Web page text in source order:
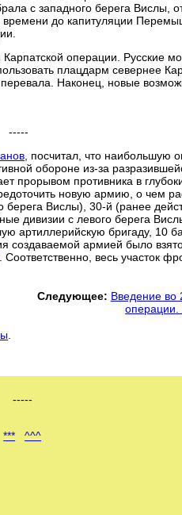
с западного берега Вислы,
до капитуляции
операции. Русские
плацдарм севернее
Наконец, новые
-----
, посчитал, что наибольшую
обороне из-за
прорывом противника в
новую армию, о чем
Вислы), 30-й (ранее
дивизии с левого берега
артиллерийскую бригаду, 10
создаваемой армией было
. Соответственно, весь участок
Следующее: Введение во
операции.
-----
*** ^^^